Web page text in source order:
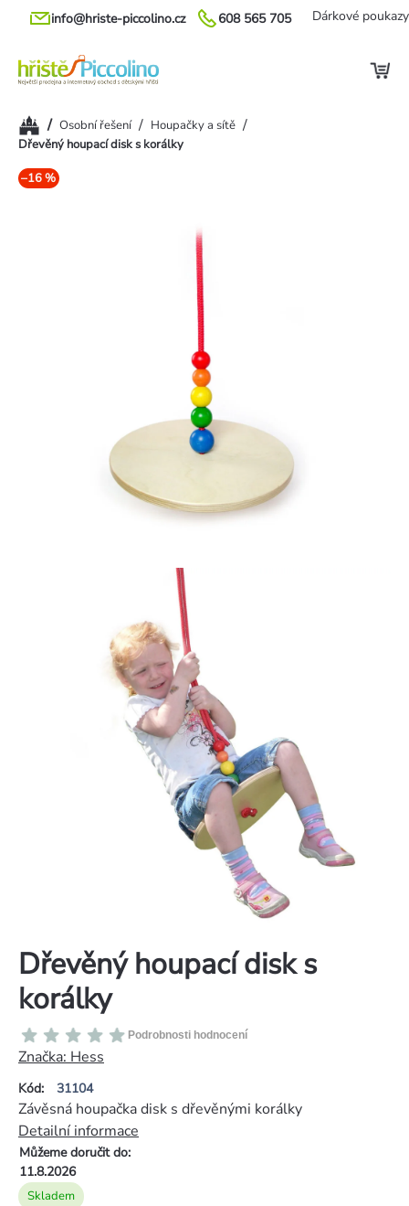
Přejít
608 565 705
info@hriste-piccolino.cz Dárkové poukazy
Domů/ Osobní řešení / Houpačky a sítě /
Dřevěný houpací disk s korálky
–16 %
Dřevěný houpací disk s
korálky
Kód: 31104
Průměrné
hodnocení
produktu
je
0,0
z
5
hvězdiček.
Podrobnosti hodnocení
Značka: Hess
Skladem
Můžeme doručit do:
11.8.2026
Závěsná houpačka disk s dřevěnými korálky
Detailní informace